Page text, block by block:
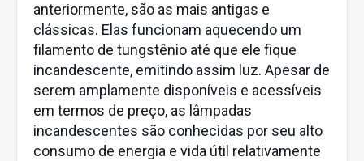
anteriormente, são as mais antigas e
clássicas. Elas funcionam aquecendo um
filamento de tungstênio até que ele fique
incandescente, emitindo assim luz. Apesar de
serem amplamente disponíveis e acessíveis
em termos de preço, as lâmpadas
incandescentes são conhecidas por seu alto
consumo de energia e vida útil relativamente